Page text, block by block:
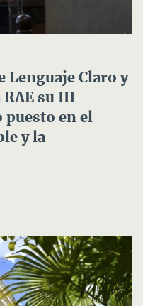
Lenguaje Claro y
RAE su III
puesto en el
y la